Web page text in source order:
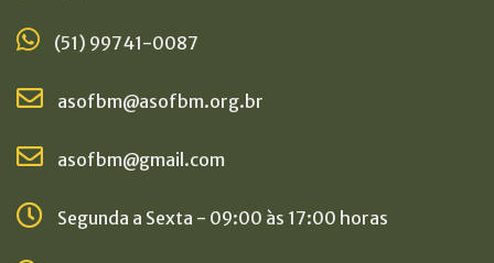
(51) 99741-0087
asofbm@asofbm.org.br
asofbm@gmail.com
Segunda a Sexta - 09:00 às 17:00 horas